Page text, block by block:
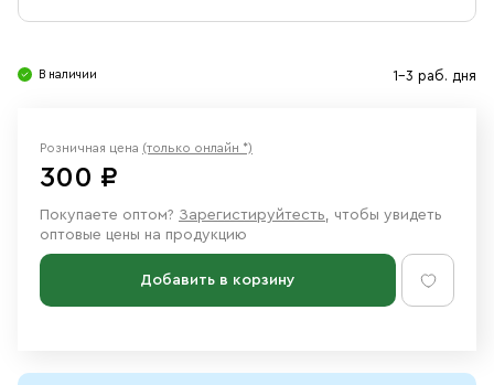
В наличии 1-3 раб. дня
Розничная цена (только онлайн *)
300 ₽
Покупаете оптом? Зарегистируйтесть, чтобы увидеть
оптовые цены на продукцию
Добавить в корзину